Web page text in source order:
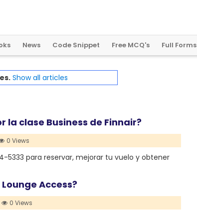
News Code Snippet Free MCQ's Full Forms
Show all articles
clase Business de Finnair?
0 Views
5333 para reservar, mejorar tu vuelo y obtener
Access?
0 Views